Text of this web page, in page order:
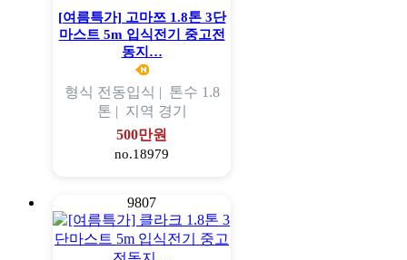
[여름특가] 고마쯔 1.8톤 3단
마스트 5m 입식전기 중고전
동지…
형식 전동입식 | 톤수 1.8
톤 | 지역 경기
500만원
no.18979
9807